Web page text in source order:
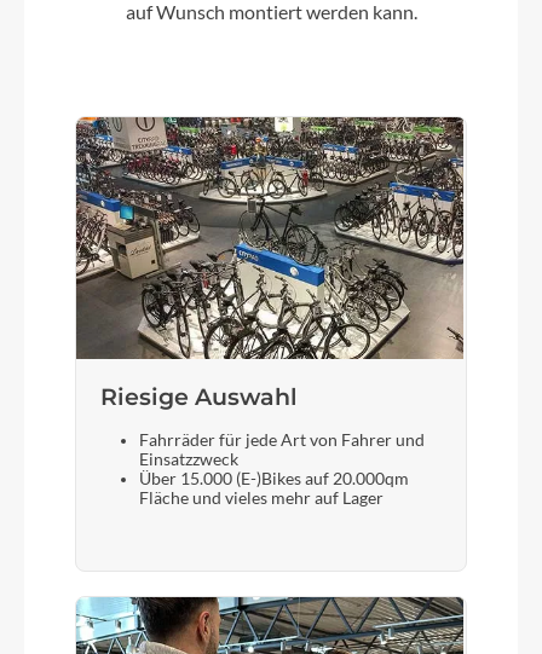
Scheinwerfer
B&M Lumotec DOPP LED 35Lux
Akku
Bosch PowerTube (Smart System) 625
Schalthebel
auf Wunsch montiert werden kann.
Riesige Auswahl
Fahrräder für jede Art von Fahrer und
Einsatzzweck
Über 15.000 (E-)Bikes auf 20.000qm
Fläche und vieles mehr auf Lager